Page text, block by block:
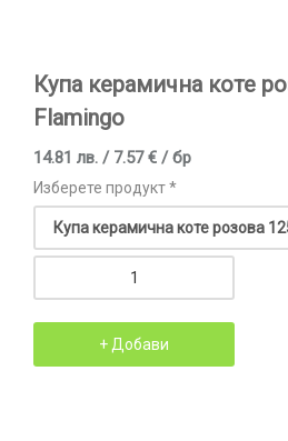
Купа керамична коте
Flamingo
14.81 лв. / 7.57 € / бр
Изберете продукт *